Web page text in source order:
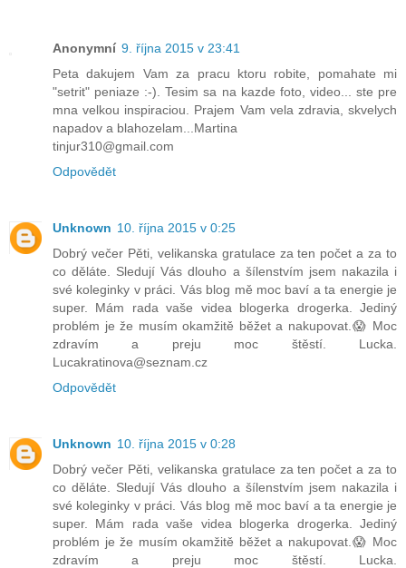
Anonymní 9. října 2015 v 23:41
Peta dakujem Vam za pracu ktoru robite, pomahate mi
"setrit" peniaze :-). Tesim sa na kazde foto, video... ste pre
mna velkou inspiraciou. Prajem Vam vela zdravia, skvelych
napadov a blahozelam...Martina
tinjur310@gmail.com
Odpovědět
Unknown 10. října 2015 v 0:25
Dobrý večer Pěti, velikanska gratulace za ten počet a za to
co děláte. Sledují Vás dlouho a šílenstvím jsem nakazila i
své koleginky v práci. Vás blog mě moc baví a ta energie je
super. Mám rada vaše videa blogerka drogerka. Jediný
problém je že musím okamžitě běžet a nakupovat.😱 Moc
zdravím a preju moc štěstí. Lucka.
Lucakratinova@seznam.cz
Odpovědět
Unknown 10. října 2015 v 0:28
Dobrý večer Pěti, velikanska gratulace za ten počet a za to
co děláte. Sledují Vás dlouho a šílenstvím jsem nakazila i
své koleginky v práci. Vás blog mě moc baví a ta energie je
super. Mám rada vaše videa blogerka drogerka. Jediný
problém je že musím okamžitě běžet a nakupovat.😱 Moc
zdravím a preju moc štěstí. Lucka.